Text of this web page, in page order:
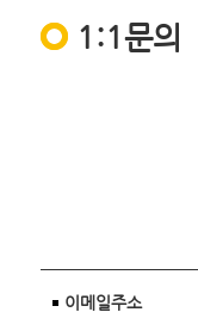
1:1문의
이메일주소